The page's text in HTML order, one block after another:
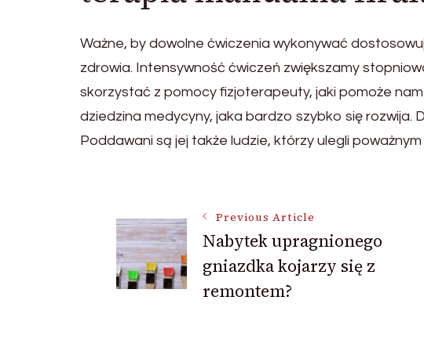
Ważne, by dowolne ćwiczenia wykonywać
zdrowia. Intensywność ćwiczeń zwiększamy
skorzystać z pomocy fizjoterapeuty, jaki pomoże
dziedzina medycyny, jaka bardzo szybko się rozwija.
Poddawani są jej także ludzie, którzy ulegli
Post
Navigation
Previous Article
Nabytek upragnionego
gniazdka kojarzy się z
remontem?